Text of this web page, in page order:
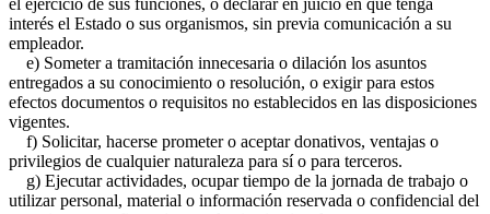
el ejercicio de sus funciones, o declarar en juicio en que tenga
interés el Estado o sus organismos, sin previa comunicación a su
empleador.
e) Someter a tramitación innecesaria o dilación los asuntos
entregados a su conocimiento o resolución, o exigir para estos
efectos documentos o requisitos no establecidos en las disposiciones
vigentes.
f) Solicitar, hacerse prometer o aceptar donativos, ventajas o
privilegios de cualquier naturaleza para sí o para terceros.
g) Ejecutar actividades, ocupar tiempo de la jornada de trabajo o
utilizar personal, material o información reservada o confidencial del